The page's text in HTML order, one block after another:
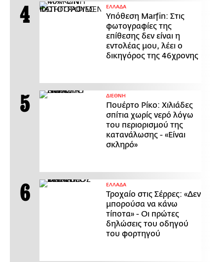
ΕΛΛΑΔΑ
Υπόθεση Marfin: Στις
φωτογραφίες της
επίθεσης δεν είναι η
εντολέας μου, λέει ο
δικηγόρος της 46χρονης
ΔΙΕΘΝΗ
Πουέρτο Ρίκο: Χιλιάδες
σπίτια χωρίς νερό λόγω
του περιορισμού της
κατανάλωσης - «Είναι
σκληρό»
ΕΛΛΑΔΑ
Τροχαίο στις Σέρρες: «Δεν
μπορούσα να κάνω
τίποτα» - Οι πρώτες
δηλώσεις του οδηγού
του φορτηγού